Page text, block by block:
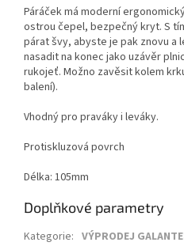
Páráček má moderní
ostrou čepel, bezpečný kryt. S
párat švy, abyste je pak znovu a
nasadit na konec jako uzávěr
rukojeť. Možno zavěsit kolem
balení).
Vhodný pro praváky i leváky.
Protiskluzová povrch
Délka: 105mm
Doplňkové parametry
Kategorie: VÝPRODEJ